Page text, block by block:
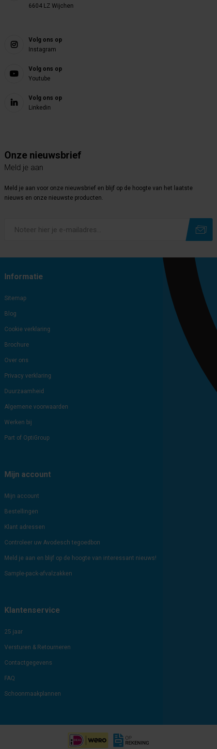
6604 LZ Wijchen
Volg ons op
Instagram
Volg ons op
Youtube
Volg ons op
Linkedin
Onze nieuwsbrief
Meld je aan
Meld je aan voor onze nieuwsbrief en blijf op de hoogte van het laatste
nieuws en onze nieuwste producten.
Informatie
Sitemap
Blog
Cookie verklaring
Brochure
Over ons
Privacy verklaring
Duurzaamheid
Algemene voorwaarden
Werken bij
Part of OptiGroup
Mijn account
Mijn account
Bestellingen
Klant adressen
Controleer uw Avodesch tegoedbon
Meld je aan en blijf op de hoogte van interessant nieuws!
Sample-pack-afvalzakken
Klantenservice
25 jaar
Versturen & Retourneren
Contactgegevens
FAQ
Schoonmaakplannen